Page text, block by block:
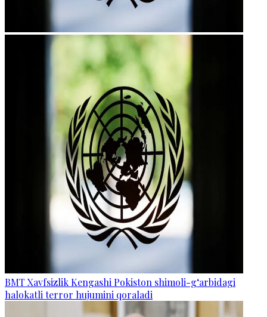
BMT Xavfsizlik Kengashi Pokiston shimoli-g‘arbidagi
halokatli terror hujumini qoraladi